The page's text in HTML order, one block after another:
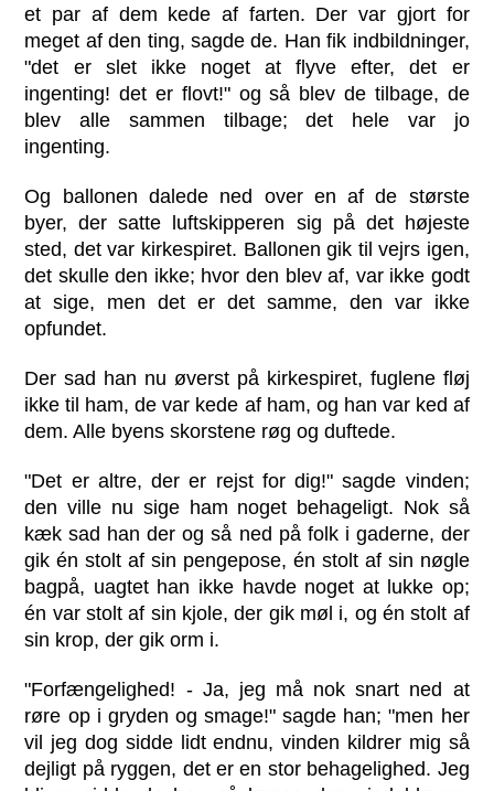
et par af dem kede af farten. Der var gjort for
meget af den ting, sagde de. Han fik indbildninger,
"det er slet ikke noget at flyve efter, det er
ingenting! det er flovt!" og så blev de tilbage, de
blev alle sammen tilbage; det hele var jo
ingenting.
Og ballonen dalede ned over en af de største
byer, der satte luftskipperen sig på det højeste
sted, det var kirkespiret. Ballonen gik til vejrs igen,
det skulle den ikke; hvor den blev af, var ikke godt
at sige, men det er det samme, den var ikke
opfundet.
Der sad han nu øverst på kirkespiret, fuglene fløj
ikke til ham, de var kede af ham, og han var ked af
dem. Alle byens skorstene røg og duftede.
"Det er altre, der er rejst for dig!" sagde vinden;
den ville nu sige ham noget behageligt. Nok så
kæk sad han der og så ned på folk i gaderne, der
gik én stolt af sin pengepose, én stolt af sin nøgle
bagpå, uagtet han ikke havde noget at lukke op;
én var stolt af sin kjole, der gik møl i, og én stolt af
sin krop, der gik orm i.
"Forfængelighed! - Ja, jeg må nok snart ned at
røre op i gryden og smage!" sagde han; "men her
vil jeg dog sidde lidt endnu, vinden kildrer mig så
dejligt på ryggen, det er en stor behagelighed. Jeg